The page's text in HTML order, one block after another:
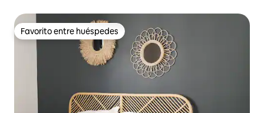
Favorito entre huéspedes
Favorito entre huéspedes